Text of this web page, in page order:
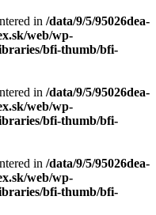
in /data/9/5/95026dea-
web/wp-
bfi-thumb/bfi-
in /data/9/5/95026dea-
web/wp-
bfi-thumb/bfi-
in /data/9/5/95026dea-
web/wp-
bfi-thumb/bfi-